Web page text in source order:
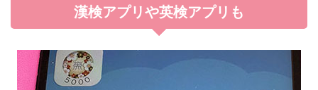
漢検アプリや英検アプリも